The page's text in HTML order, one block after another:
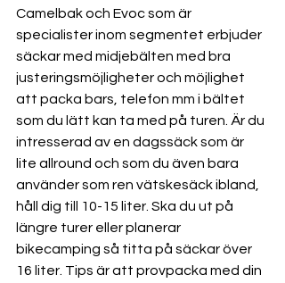
Camelbak och Evoc som är
specialister inom segmentet erbjuder
säckar med midjebälten med bra
justeringsmöjligheter och möjlighet
att packa bars, telefon mm i bältet
som du lätt kan ta med på turen. Är du
intresserad av en dagssäck som är
lite allround och som du även bara
använder som ren vätskesäck ibland,
håll dig till 10-15 liter. Ska du ut på
längre turer eller planerar
bikecamping så titta på säckar över
16 liter. Tips är att provpacka med din